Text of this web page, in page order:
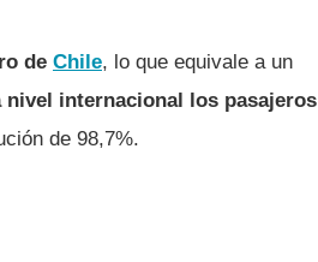
de Chile, lo que equivale a un
nivel internacional los pasajeros
de 98,7%.